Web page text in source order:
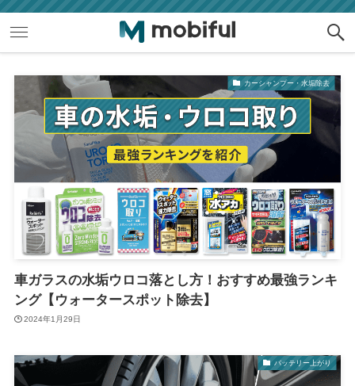
カーシャンプー・水垢除去
車ガラスの水垢ウロコ落とし方！おすすめ最強ランキ
ング【ウォータースポット除去】
2024年1月29日
バッテリー上がり